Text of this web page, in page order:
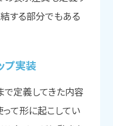
する部分でもある
プ実装
で定義してきた内容
て形に起こしてい